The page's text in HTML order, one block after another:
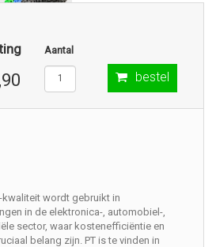
Aantal
bestel
kwaliteit wordt gebruikt in
in de elektronica-, automobiel-,
sector, waar kostenefficiëntie en
belang zijn. PT is te vinden in